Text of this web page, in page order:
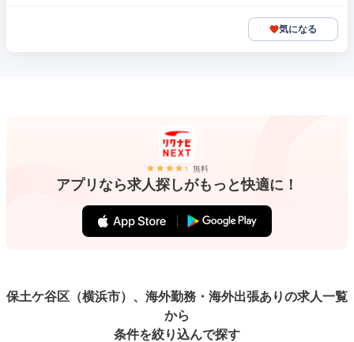
気になる
無料
アプリなら求人探しがもっと快適に！
保土ケ谷区（横浜市）、海外勤務・海外出張ありの求人一覧
から
条件を絞り込んで探す